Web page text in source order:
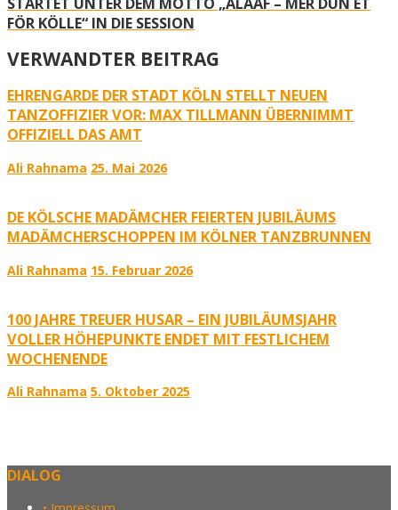
ÖR KÖLLE“ IN DIE SESSION
VERWANDTER BEITRAG
EHRENGARDE DER STADT KÖLN STELLT NEUEN
TANZOFFIZIER VOR: MAX TILLMANN ÜBERNIMMT
OFFIZIELL DAS AMT
Ali Rahnama 25. Mai 2026
DE KÖLSCHE MADÄMCHER FEIERTEN JUBILÄUMS
MADÄMCHERSCHOPPEN IM KÖLNER TANZBRUNNEN
Ali Rahnama 15. Februar 2026
100 JAHRE TREUER HUSAR – EIN JUBILÄUMSJAHR
VOLLER HÖHEPUNKTE ENDET MIT FESTLICHEM
WOCHENENDE
Ali Rahnama 5. Oktober 2025
DIALOG